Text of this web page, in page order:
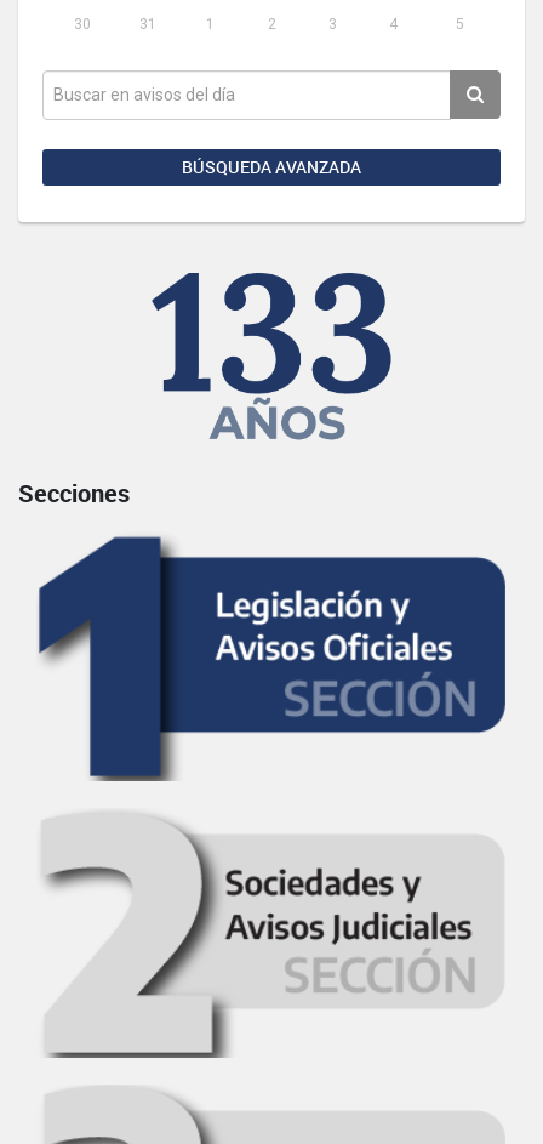
30
31 1 2 3 4 5
BÚSQUEDA AVANZADA
Secciones